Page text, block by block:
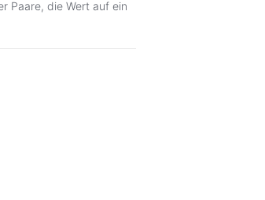
Paare, die Wert auf ein